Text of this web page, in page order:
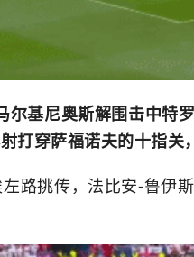
尔基尼奥斯解围击中特
打穿萨福诺夫的十指关
路挑传，法比安-鲁伊